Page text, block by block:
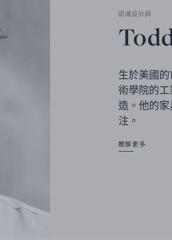
認識設計師
生於美國的
術學院的
造。他的
注。
瞭解更多